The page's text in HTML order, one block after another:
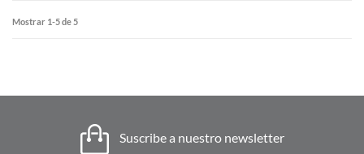
Mostrar 1-5 de 5
Suscribe a nuestro newsletter